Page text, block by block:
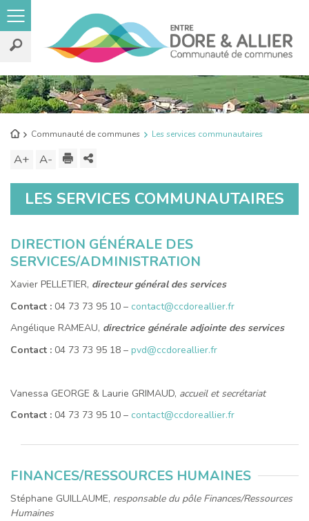
Rechercher
sur
le
site
Retour
l'accueil
Communauté de communes Les services communautaires
A+ Augmenter
taille
du
texte
A- Diminuer
taille
du
texte
Imprimer
contenu
LES SERVICES COMMUNAUTAIRES
DIRECTION GÉNÉRALE DES
SERVICES/ADMINISTRATION
Xavier PELLETIER, directeur général des services
Contact : 04 73 73 95 10 – contact@ccdoreallier.fr
Angélique RAMEAU, directrice générale adjointe des services
Contact : 04 73 73 95 18 – pvd@ccdoreallier.fr
Vanessa GEORGE & Laurie GRIMAUD, accueil et secrétariat
Contact : 04 73 73 95 10 – contact@ccdoreallier.fr
FINANCES/RESSOURCES HUMAINES
Stéphane GUILLAUME, responsable du pôle Finances/Ressources
Humaines